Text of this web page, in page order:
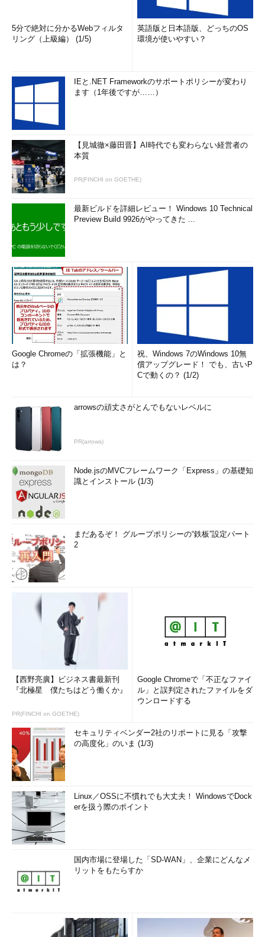
情報セキュリティ基本方式に関する記述
□H18 午前問52 情報セキュリティ基本方針文書の取り扱い
Point check
うち、適切なものはどれか。
（H21春DB午前II問17）
アリスクには、投
機的リスクと純粋リスクとがある。情報セ
キュリティのためのリスク分析で対象とす
イリスクの予想損失額は、損害予防のた
ト、及びほかの手段で業務を継続するため
ウリスク分析では、現実に発生すれば損
失をもたらすリスクが、情報システムのど
こに、どのように潜在しているかを識別
し、その影響の大きさを測定する。
エリスクを金額で測定するリスク評価額
は、損害が現実のものになった場合の1回当
解答
*囲み内をクリックすると解答を表示します（表示後ページを
リロードすると、再び非表示になります）
書籍紹介
ススペシャリスト ［第2版］
同じパターンの出題が多いため、過
去問をたくさん解くことが合格の早
道です。しかし、難易度の高い過去
多くの時間と労力を必要とします。
本書は、プロの講師が推奨する、テ
キストを少し読み→該当する過去問
合格するツボとコツを解説しま
5分で絶対に分かるWebフィルタ
リング（上級編） (1/5)
英語版と日本語版、どっちのOS
環境が使いやすい？
IEと.NET Frameworkのサポートポリシーが変わり
ます（1年後ですが……）
【見城徹×藤田晋】AI時代でも変わらない経営者の
本質
PR(FINCHI on GOETHE)
最新ビルドを詳細レビュー！ Windows 10 Technical
Preview Build 9926がやってきた ...
Google Chromeの「拡張機能」と
は？
祝、Windows 7のWindows 10無
償アップグレード！ でも、古いP
Cで動くの？ (1/2)
arrowsの頑丈さがとんでもないレベルに
PR(arrows)
Node.jsのMVCフレームワーク「Express」の基礎知
識とインストール (1/3)
まだあるぞ！ グループポリシーの“鉄板”設定パート
2
【西野亮廣】ビジネス書最新刊
『北極星 僕たちはどう働くか』
PR(FINCHI on GOETHE)
Google Chromeで「不正なファイ
ル」と誤判定されたファイルをダ
ウンロードする
セキュリティベンダー2社のリポートに見る「攻撃
の高度化」のいま (1/3)
Linux／OSSに不慣れでも大丈夫！ WindowsでDock
erを扱う際のポイント
国内市場に登場した「SD-WAN」、企業にどんなメ
リットをもたらすか